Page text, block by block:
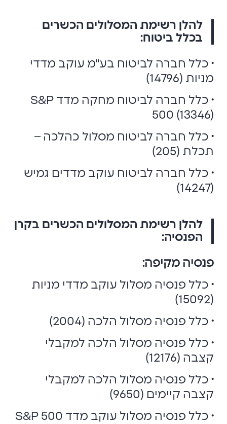
להלן רשימת המסלולים הכשרים
בכלל ביטוח:
• כלל חברה לביטוח בע"מ עוקב מדדי
מניות (14796)
• כלל חברה לביטוח מחקה מדד S&P
500 (13346)
• כלל חברה לביטוח מסלול כהלכה –
תכלת (205)
• כלל חברה לביטוח עוקב מדדים גמיש
(14247)
להלן רשימת המסלולים הכשרים בקרן
הפנסיה:
פנסיה מקיפה:
• כלל פנסיה מסלול עוקב מדדי מניות
(15092)
• כלל פנסיה מסלול הלכה (2004)
• כלל פנסיה מסלול הלכה למקבלי
קצבה (12176)
• כלל פנסיה מסלול הלכה למקבלי
קצבה קיימים (9650)
• כלל פנסיה מסלול עוקב מדד S&P 500